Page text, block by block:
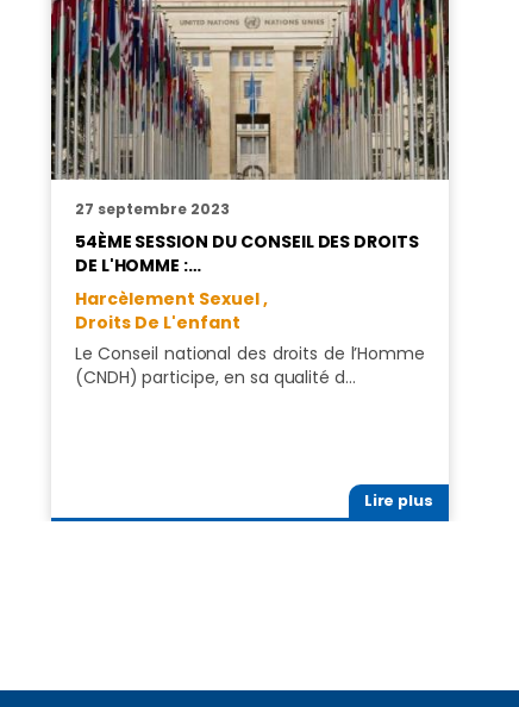
27 septembre 2023
54ÈME SESSION DU CONSEIL DES DROITS
DE L'HOMME :…
Harcèlement Sexuel ,
Droits De L'enfant
Le Conseil national des droits de l’Homme
(CNDH) participe, en sa qualité d…
Lire plus